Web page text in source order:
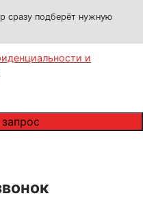
подберёт нужную
и